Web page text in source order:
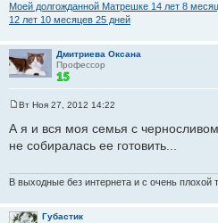
Моей долгожданной Матрешке 14 лет 8
12 лет 10 месяцев 25 дней
Дмитриева Оксана
Профессор
о
б
н
и
Вт Ноя 27, 2012 14:22
А я и вся моя семья с
не собиралась ее готовить...
В выходные без интернета и с очень плохой
Губастик